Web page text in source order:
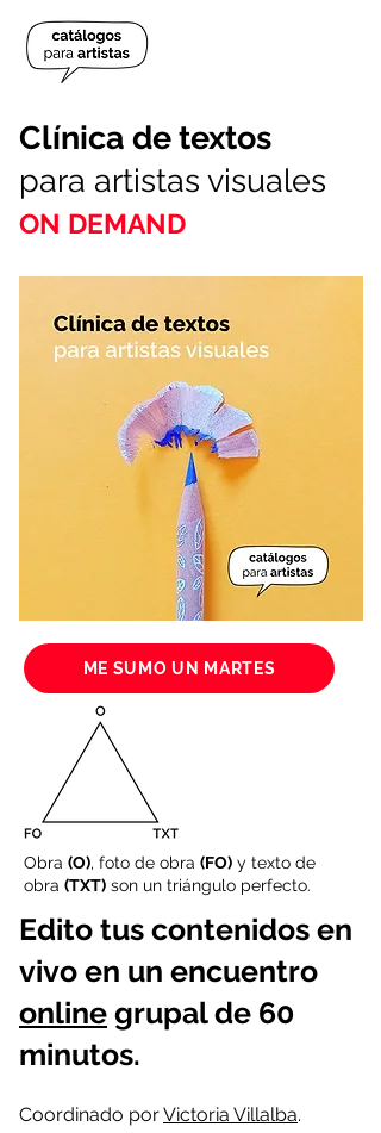
Clínica de textos
para artistas visuales
ON DEMAND
ME SUMO UN MARTES
Obra (O), foto de obra (FO) y texto de
obra (TXT) son un triángulo perfecto.
Edito tus contenidos en
vivo en un encuentro
online grupal de 60
minutos.
Coordinado porVictoria Villalba​.